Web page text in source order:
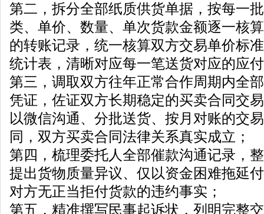
第二，拆分全部纸质供货单据，按每一
类、单价、数量、单次货款金额逐一核
的转账记录，统一核算双方交易单价标
统计表，清晰对应每一笔送货对应的应
第三，调取双方往年正常合作周期内全
凭证，佐证双方长期稳定的买卖合同交
以微信沟通、分批送货、按月对账的交
同，双方买卖合同法律关系真实成立；
第四，梳理委托人全部催款沟通记录，
提出货物质量异议、仅以资金困难拖延
对方无正当拒付货款的违约事实；
第五，精准撰写民事起诉状，列明完整